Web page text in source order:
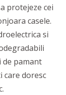
protejeze cei
casele.
si
pamant
doresc